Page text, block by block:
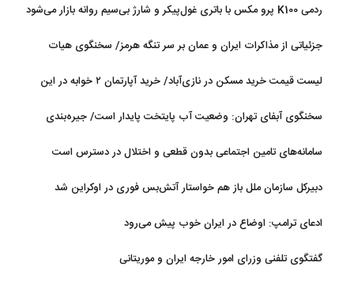
ردمی K100 پرو مکس با باتری غول‌پیکر و شارژ بی‌سیم روانه بازار می‌شود
جزئیاتی از مذاکرات ایران و عمان بر سر تنگه هرمز/ سخنگوی هیات
لیست قیمت خرید مسکن در نازی‌آباد/ خرید آپارتمان ۲ خوابه در این
سخنگوی آبفای تهران: وضعیت آب پایتخت پایدار است/ جیره‌بندی
سامانه‌های تامین اجتماعی بدون قطعی و اختلال در دسترس است
دبیرکل سازمان ملل باز هم خواستار آتش‌بس فوری در اوکراین شد
ادعای ترامپ: اوضاع در ایران خوب پیش می‌رود
گفتگوی تلفنی وزرای امور خارجه ایران و موریتانی